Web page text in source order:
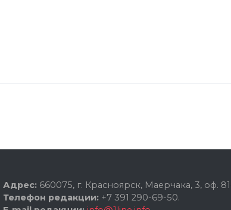
Адрес: 660075, г. Красноярск, Маерчака, 3, оф.
Телефон редакции: +7 391 290-69-50.